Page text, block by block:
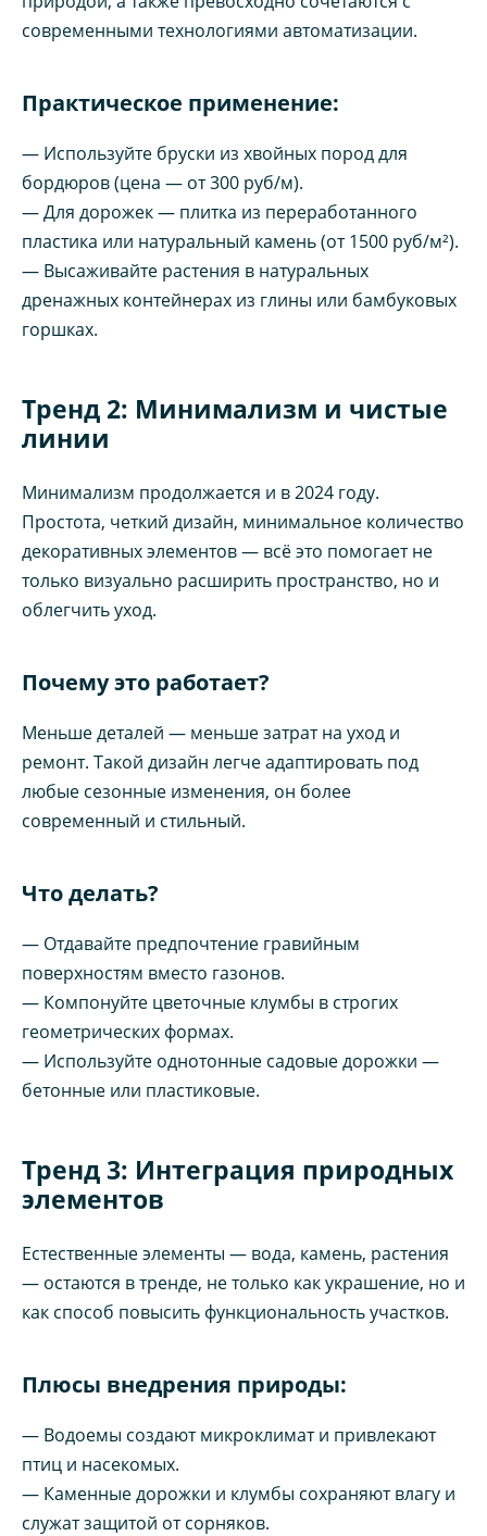
современными технологиями автоматизации.
Практическое применение:
— Используйте бруски из хвойных пород для
бордюров (цена — от 300 руб/м).
— Для дорожек — плитка из переработанного
пластика или натуральный камень (от 1500 руб/м²).
— Высаживайте растения в натуральных
дренажных контейнерах из глины или бамбуковых
горшках.
Тренд 2: Минимализм и чистые
линии
Минимализм продолжается и в 2024 году.
Простота, четкий дизайн, минимальное количество
декоративных элементов — всё это помогает не
только визуально расширить пространство, но и
облегчить уход.
Почему это работает?
Меньше деталей — меньше затрат на уход и
ремонт. Такой дизайн легче адаптировать под
любые сезонные изменения, он более
современный и стильный.
Что делать?
— Отдавайте предпочтение гравийным
поверхностям вместо газонов.
— Компонуйте цветочные клумбы в строгих
геометрических формах.
— Используйте однотонные садовые дорожки —
бетонные или пластиковые.
Тренд 3: Интеграция природных
элементов
Естественные элементы — вода, камень, растения
— остаются в тренде, не только как украшение, но и
как способ повысить функциональность участков.
Плюсы внедрения природы:
— Водоемы создают микроклимат и привлекают
птиц и насекомых.
— Каменные дорожки и клумбы сохраняют влагу и
служат защитой от сорняков.